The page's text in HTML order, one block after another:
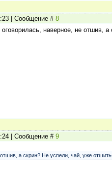
| Сообщение #8
наверное, не отшив,
| Сообщение #9
а скрин? Не успели, чай, уже